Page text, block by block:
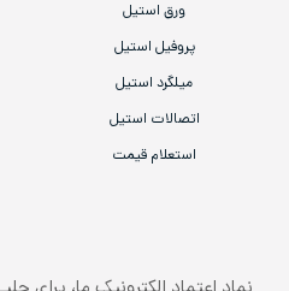
ورق استیل
پروفیل استیل
میلگرد استیل
اتصالات استیل
استعلام قیمت